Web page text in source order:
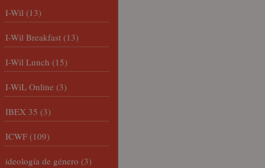
I-Wil (13)
I-Wil Breakfast (13)
I-Wil Lunch (15)
I-WiL Online (3)
IBEX 35 (3)
ICWF (109)
ideología de género (3)